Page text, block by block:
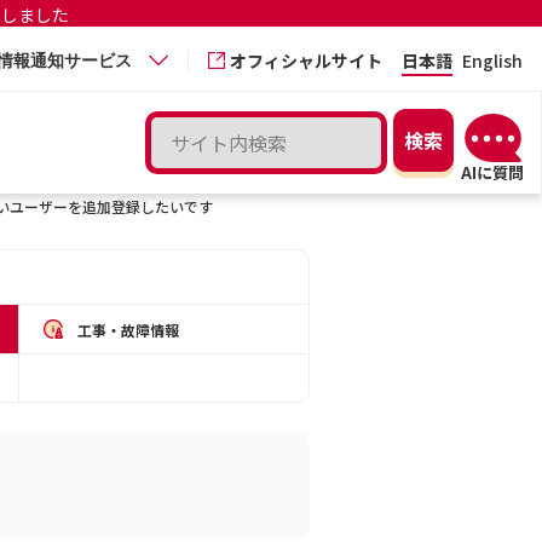
ました
報通知サービス オフィシャルサイト 日本語 English
ユーザーを追加登録したいです
工事・故障情報